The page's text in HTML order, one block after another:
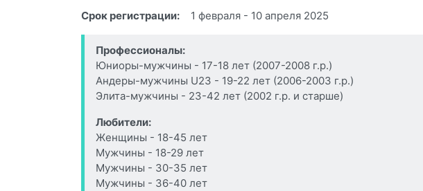
Срок регистрации:
1 февраля - 10 апреля 2025
Профессионалы:
Юниоры-мужчины - 17-18 лет (2007-2008 г.р.)
Андеры-мужчины U23 - 19-22 лет (2006-2003 г.р.)
Элита-мужчины - 23-42 лет (2002 г.р. и старше)
Любители:
Женщины - 18-45 лет
Мужчины - 18-29 лет
Мужчины - 30-35 лет
Мужчины - 36-40 лет